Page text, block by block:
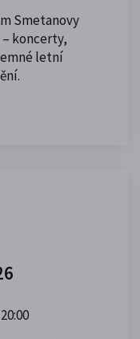
Smetanovy
koncerty,
letní